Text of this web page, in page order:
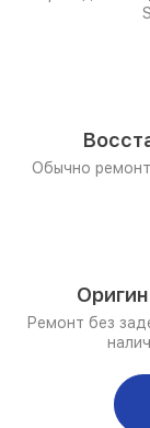
Обычно ремонт
Ремонт без